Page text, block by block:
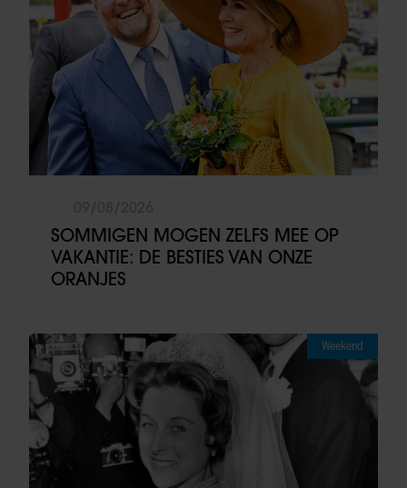
SOMMIGEN MOGEN ZELFS MEE OP
VAKANTIE: DE BESTIES VAN ONZE
ORANJES
Weekend